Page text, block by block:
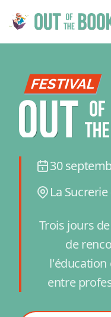
30
La
Trois jours
de
l'éducation
entre